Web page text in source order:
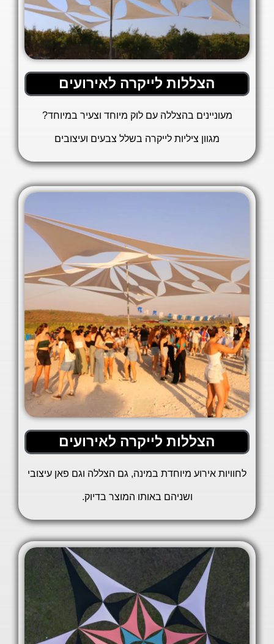
הצללות לייקרה לאירועים
מעוניינים בהצללה עם לוק מיוחד וצעיר במיוחד?
מגוון ציליות לייקרה בשלל צבעים ועיצובים
הצללות לייקרה לאירועים
לחוויות אירוע מיוחדת במינה, גם הצללה וגם פאן עיצובי
ושניהם באותו המוצר בדיוק.